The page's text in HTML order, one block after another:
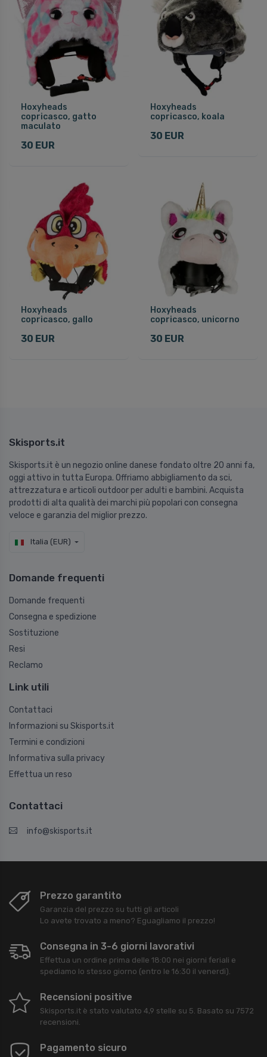
Hoxyheads
copricasco, gatto
maculato
30 EUR
Hoxyheads
copricasco, koala
30 EUR
Hoxyheads
copricasco, gallo
30 EUR
Hoxyheads
copricasco, unicorno
30 EUR
Skisports.it
Skisports.it è un negozio online danese fondato oltre 20 anni fa,
oggi attivo in tutta Europa. Offriamo abbigliamento da sci,
attrezzatura e articoli outdoor per adulti e bambini. Acquista
prodotti di alta qualità dei marchi più popolari con consegna
veloce e garanzia del miglior prezzo.
Italia (EUR)
Domande frequenti
Domande frequenti
Consegna e spedizione
Sostituzione
Resi
Reclamo
Link utili
Contattaci
Informazioni su Skisports.it
Termini e condizioni
Informativa sulla privacy
Effettua un reso
Contattaci
info@skisports.it
Prezzo garantito
Garanzia del prezzo su tutti gli articoli
Lo avete trovato a meno? Eguagliamo il prezzo!
Consegna in 3-6 giorni lavorativi
Effettua un ordine prima delle 18:00 nei giorni feriali e
spediamo lo stesso giorno (entro le 16:30 il venerdì).
Recensioni positive
Skisports.it è stato valutato 4,9 stelle su 5. Basato su 7572
recensioni.
Pagamento sicuro